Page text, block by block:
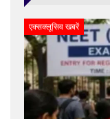
एक्सक्लूसिव खबरें